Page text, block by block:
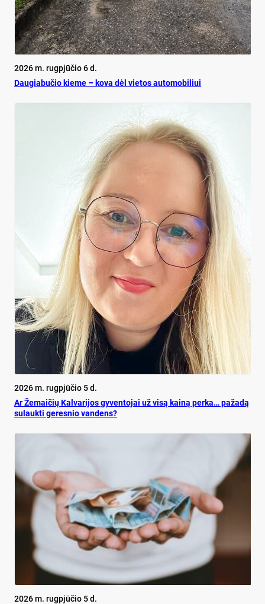
2026 m. rugpjūčio 6 d.
Dau­gia­bu­čio kie­me – ko­va dėl vie­tos au­to­mo­bi­liui
2026 m. rugpjūčio 5 d.
Ar Že­mai­čių Kal­va­ri­jos gy­ven­to­jai už vi­są kai­ną per­ka… pa­ža­dą
su­lauk­ti ge­res­nio van­dens?
2026 m. rugpjūčio 5 d.